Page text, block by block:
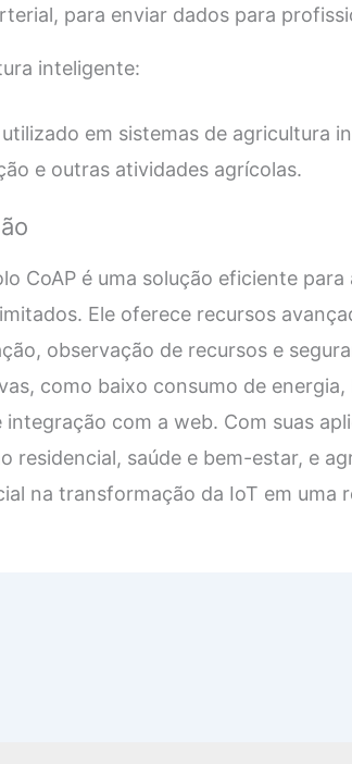
para enviar dados para
inteligente:
utilizado em sistemas de agricultura
e outras atividades agrícolas.
CoAP é uma solução eficiente
Ele oferece recursos
observação de recursos e
como baixo consumo de
integração com a web. Com suas
residencial, saúde e bem-estar, e
na transformação da IoT em uma